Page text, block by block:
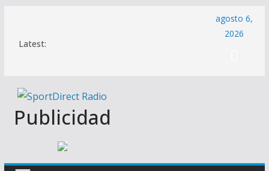
contenido
Latest:
agosto 6,
2026
Publicidad